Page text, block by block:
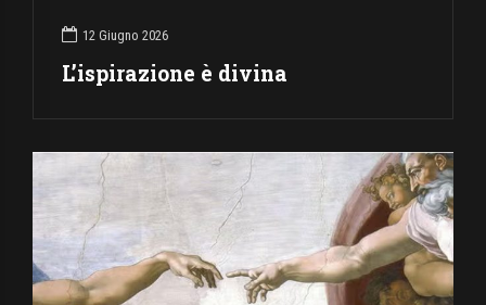
12 Giugno 2026
L’ispirazione è divina